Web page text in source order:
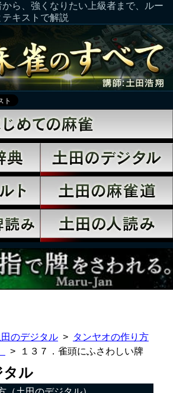
ら、強くなりたい上級者まで、ルー
キストで解説
のデジタル
タンヤオの作り方
１３７．雀頭にふさわしい牌
タル